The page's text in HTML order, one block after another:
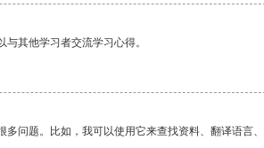
其他学习者交流学习心得。
问题。比如，我可以使用它来查找资料、翻译语言、